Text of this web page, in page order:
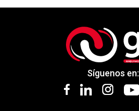
Síguenos en: